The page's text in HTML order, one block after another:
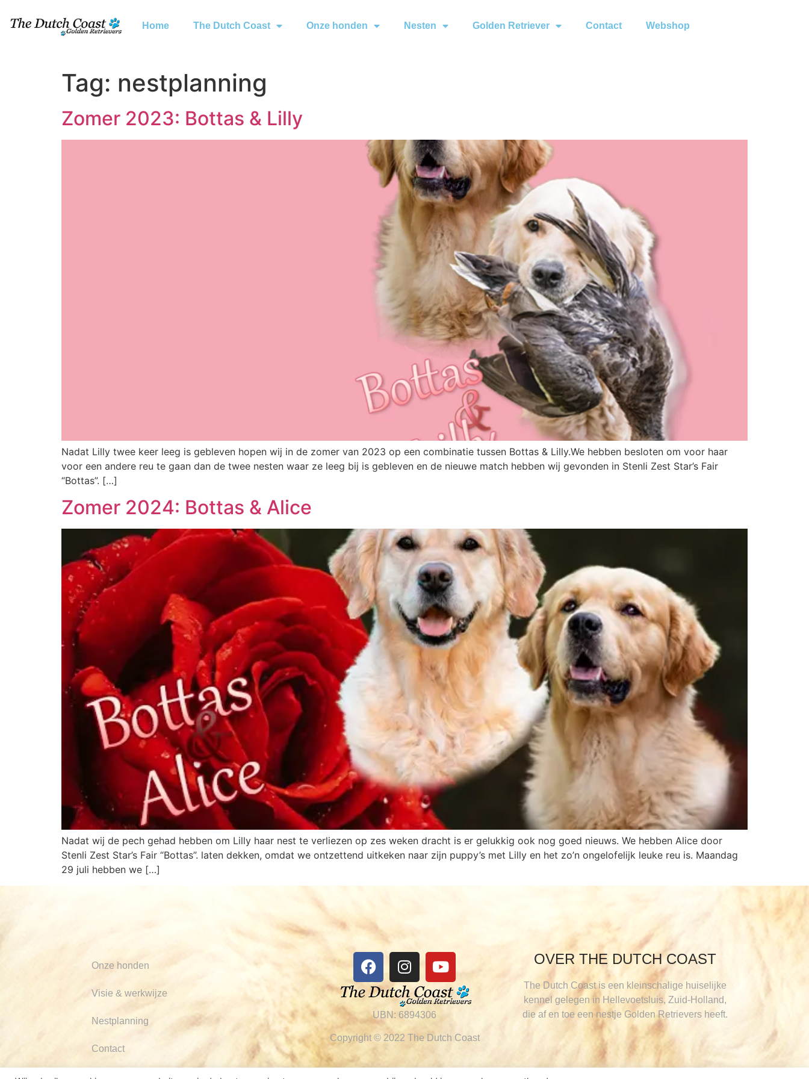
Home The Dutch Coast Onze honden Nesten Golden Retriever Contact Webshop
Tag: nestplanning
Zomer 2023: Bottas & Lilly
Nadat Lilly twee keer leeg is gebleven hopen wij in de zomer van 2023 op een combinatie tussen Bottas & Lilly.We hebben besloten om voor haar
voor een andere reu te gaan dan de twee nesten waar ze leeg bij is gebleven en de nieuwe match hebben wij gevonden in Stenli Zest Star’s Fair
“Bottas”. […]
Zomer 2024: Bottas & Alice
Nadat wij de pech gehad hebben om Lilly haar nest te verliezen op zes weken dracht is er gelukkig ook nog goed nieuws. We hebben Alice door
Stenli Zest Star’s Fair “Bottas”. laten dekken, omdat we ontzettend uitkeken naar zijn puppy’s met Lilly en het zo’n ongelofelijk leuke reu is. Maandag
29 juli hebben we […]
Onze honden
Visie & werkwijze
Nestplanning
Contact
UBN: 6894306
Copyright © 2022 The Dutch Coast
OVER THE DUTCH COAST
The Dutch Coast is een kleinschalige huiselijke
kennel gelegen in Hellevoetsluis, Zuid-Holland,
die af en toe een nestje Golden Retrievers heeft.